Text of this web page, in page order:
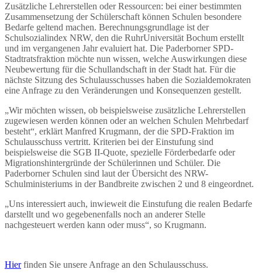
Zusätzliche Lehrerstellen oder Ressourcen: bei einer bestimmten
Zusammensetzung der Schülerschaft können Schulen besondere
Bedarfe geltend machen. Berechnungsgrundlage ist der
Schulsozialindex NRW, den die RuhrUniversität Bochum erstellt
und im vergangenen Jahr evaluiert hat. Die Paderborner SPD-
Stadtratsfraktion möchte nun wissen, welche Auswirkungen diese
Neubewertung für die Schullandschaft in der Stadt hat. Für die
nächste Sitzung des Schulausschusses haben die Sozialdemokraten
eine Anfrage zu den Veränderungen und Konsequenzen gestellt.
„Wir möchten wissen, ob beispielsweise zusätzliche Lehrerstellen
zugewiesen werden können oder an welchen Schulen Mehrbedarf
besteht“, erklärt Manfred Krugmann, der die SPD-Fraktion im
Schulausschuss vertritt. Kriterien bei der Einstufung sind
beispielsweise die SGB II-Quote, spezielle Förderbedarfe oder
Migrationshintergründe der Schülerinnen und Schüler. Die
Paderborner Schulen sind laut der Übersicht des NRW-
Schulministeriums in der Bandbreite zwischen 2 und 8 eingeordnet.
„Uns interessiert auch, inwieweit die Einstufung die realen Bedarfe
darstellt und wo gegebenenfalls noch an anderer Stelle
nachgesteuert werden kann oder muss“, so Krugmann.
Hierfinden Sie unsere Anfrage an den Schulausschuss.